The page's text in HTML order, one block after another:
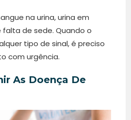
na urina, urina em
falta de sede. Quando o
tipo de sinal, é preciso
com urgência.
As Doença De